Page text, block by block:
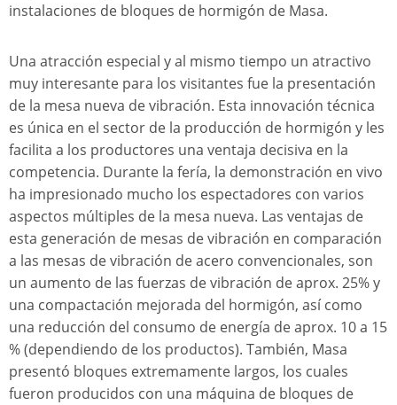
instalaciones de bloques de hormigón de Masa.
Una atracción especial y al mismo tiempo un atractivo
muy interesante para los visitantes fue la presentación
de la mesa nueva de vibración. Esta innovación técnica
es única en el sector de la producción de hormigón y les
facilita a los productores una ventaja decisiva en la
competencia. Durante la fería, la demonstración en vivo
ha impresionado mucho los espectadores con varios
aspectos múltiples de la mesa nueva. Las ventajas de
esta generación de mesas de vibración en comparación
a las mesas de vibración de acero convencionales, son
un aumento de las fuerzas de vibración de aprox. 25% y
una compactación mejorada del hormigón, así como
una reducción del consumo de energía de aprox. 10 a 15
% (dependiendo de los productos). También, Masa
presentó bloques extremamente largos, los cuales
fueron producidos con una máquina de bloques de